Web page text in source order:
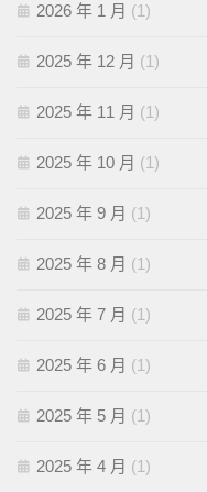
2026 年 1 月 (1)
2025 年 12 月 (1)
2025 年 11 月 (1)
2025 年 10 月 (1)
2025 年 9 月 (1)
2025 年 8 月 (1)
2025 年 7 月 (1)
2025 年 6 月 (1)
2025 年 5 月 (1)
2025 年 4 月 (1)